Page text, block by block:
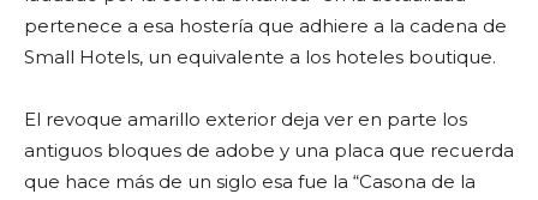
pertenece a esa hostería que adhiere a la cadena de
Small Hotels, un equivalente a los hoteles boutique.
El revoque amarillo exterior deja ver en parte los
antiguos bloques de adobe y una placa que recuerda
que hace más de un siglo esa fue la “Casona de la